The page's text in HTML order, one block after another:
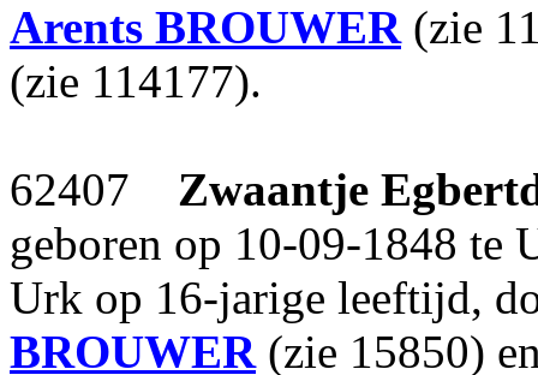
Arents BROUWER(zie
(zie 114177).
62407 Zwaantje
geboren op 10-09-1848 te
Urk op 16-jarige leeftijd,
BROUWER(zie 15850)